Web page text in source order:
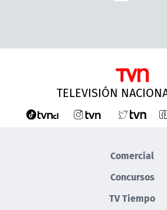
TELEVISIÓN
Comercial
Concursos
TV Tiempo